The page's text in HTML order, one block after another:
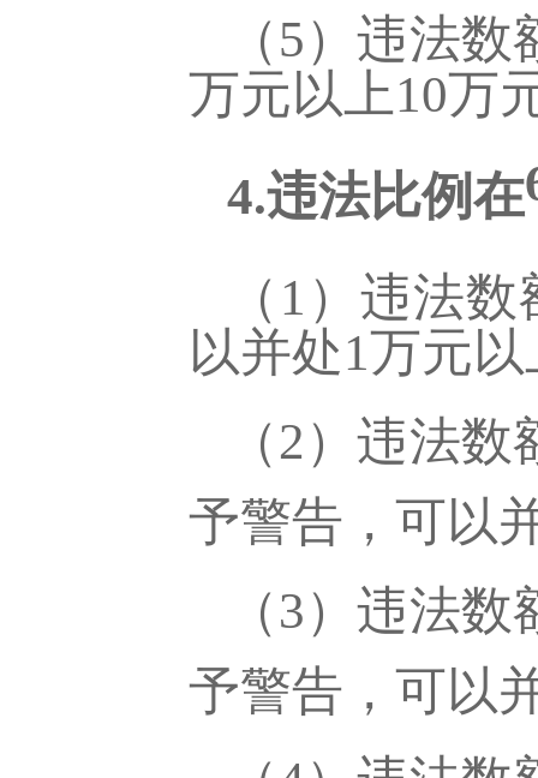
（5）违法数
万元以上10万
4.违法比例在
（ 1）违法
以并处1万元
（2）违法数
予警告，可以
（3）违法数
予警告，可以